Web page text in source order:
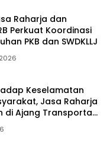
Raharja dan
Perkuat Koordinasi
PKB dan SWDKLLJ
Keselamatan
Jasa Raharja
di Ajang Transportasi